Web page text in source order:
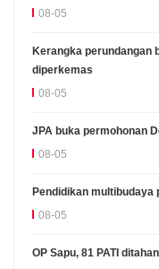
08-05
Kerangka perundangan
diperkemas
08-05
JPA buka permohonan
08-05
Pendidikan multibudaya
08-05
OP Sapu, 81 PATI ditahan